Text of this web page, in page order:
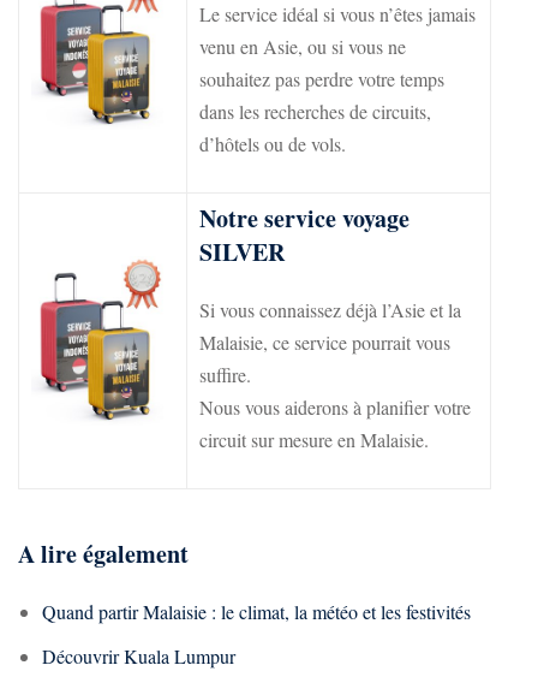
Le service idéal si vous n’êtes jamais
venu en Asie, ou si vous ne
souhaitez pas perdre votre temps
dans les recherches de circuits,
d’hôtels ou de vols.
Notre service voyage
SILVER​
Si vous connaissez déjà l’Asie et la
Malaisie, ce service pourrait vous
suffire.
Nous vous aiderons à planifier votre
circuit sur mesure en Malaisie.
A lire également
Quand partir Malaisie : le climat, la météo et les festivités
Découvrir Kuala Lumpur